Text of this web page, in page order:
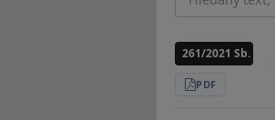
261/2021 Sb.
STÁHNOUT